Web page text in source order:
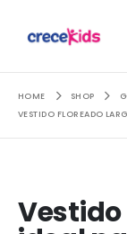
HOME SHOP
VESTIDO FLOREADO